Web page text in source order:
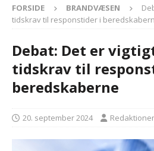
FORSIDE BRANDVÆSEN
tidskrav til responstider i
Debat: Det er
tidskrav til
beredskaberne
20. september 2024